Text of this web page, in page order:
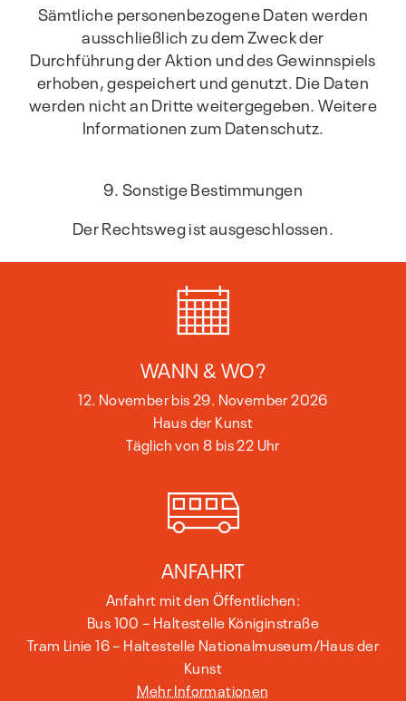
Sämtliche personenbezogene Daten werden
ausschließlich zu dem Zweck der
Durchführung der Aktion und des Gewinnspiels
erhoben, gespeichert und genutzt. Die Daten
werden nicht an Dritte weitergegeben. Weitere
Informationen zum Datenschutz.
9. Sonstige Bestimmungen
Der Rechtsweg ist ausgeschlossen.
WANN & WO?
12. November bis 29. November 2026
Haus der Kunst
Täglich von 8 bis 22 Uhr
ANFAHRT
Anfahrt mit den Öffentlichen:
Bus 100 – Haltestelle Königinstraße
Tram Linie 16 – Haltestelle Nationalmuseum/Haus der
Kunst
Mehr Informationen